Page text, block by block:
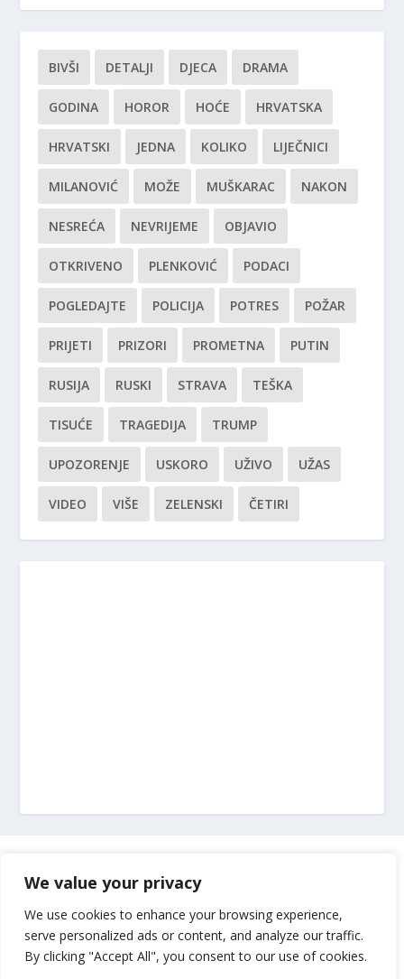
We value your privacy
We use cookies to enhance your browsing experience,
serve personalized ads or content, and analyze our traffic.
By clicking "Accept All", you consent to our use of cookies.
BIVŠI DETALJI DJECA DRAMA
GODINA HOROR HOĆE HRVATSKA
HRVATSKI JEDNA KOLIKO LIJEČNICI
MILANOVIĆ MOŽE MUŠKARAC NAKON
NESREĆA NEVRIJEME OBJAVIO
OTKRIVENO PLENKOVIĆ PODACI
POGLEDAJTE POLICIJA POTRES POŽAR
PRIJETI PRIZORI PROMETNA PUTIN
RUSIJA RUSKI STRAVA TEŠKA
TISUĆE TRAGEDIJA TRUMP
UPOZORENJE USKORO UŽIVO UŽAS
VIDEO VIŠE ZELENSKI ČETIRI
Impressum
Uvjeti korištenja